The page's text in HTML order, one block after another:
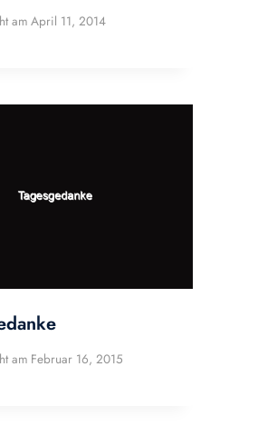
am April 11, 2014
am Februar 16, 2015